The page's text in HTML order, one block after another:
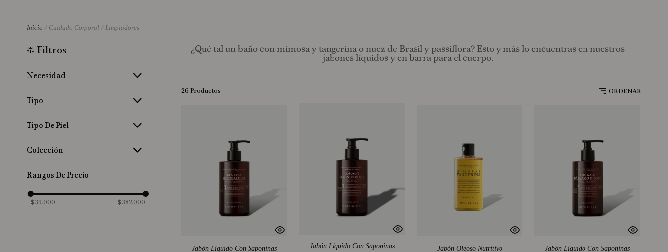
Cuidado Corporal Limpiadores
Filtros
Necesidad
Corporal
Tipo
Tipo De Piel
Sensible (3)
Colección
Ron De Bahía
Rangos De Precio
$ 39.000 $ 382.000
¿Qué tal un baño con mimosa y tangerina o nuez de Brasil y passiflora? Esto y más lo encuentras en nuestros
jabones líquidos y en barra para el cuerpo.
26Productos
Jabón Líquido Con Saponinas Jabón Líquido Con Saponinas Jabón Oleoso Nutritivo Jabón Líquido Con Saponinas